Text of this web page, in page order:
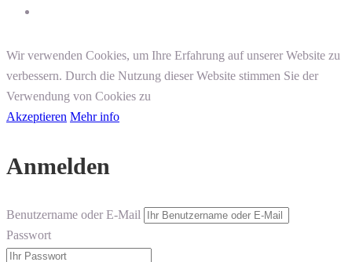
Wir verwenden Cookies, um Ihre Erfahrung auf unserer Website zu
verbessern. Durch die Nutzung dieser Website stimmen Sie der
Verwendung von Cookies zu
Akzeptieren Mehr info
Anmelden
Benutzername oder E-Mail
Passwort